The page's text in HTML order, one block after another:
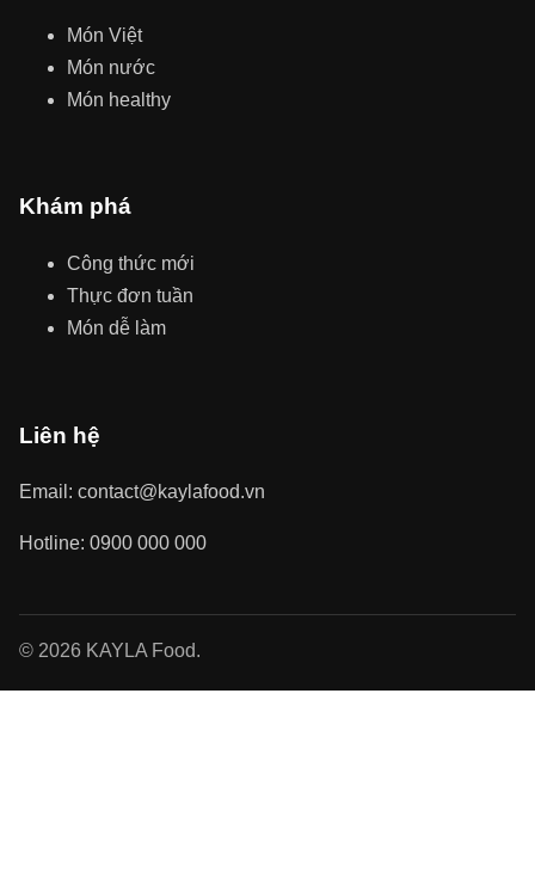
Món Việt
Món nước
Món healthy
Khám phá
Công thức mới
Thực đơn tuần
Món dễ làm
Liên hệ
Email: contact@kaylafood.vn
Hotline: 0900 000 000
© 2026 KAYLA Food.